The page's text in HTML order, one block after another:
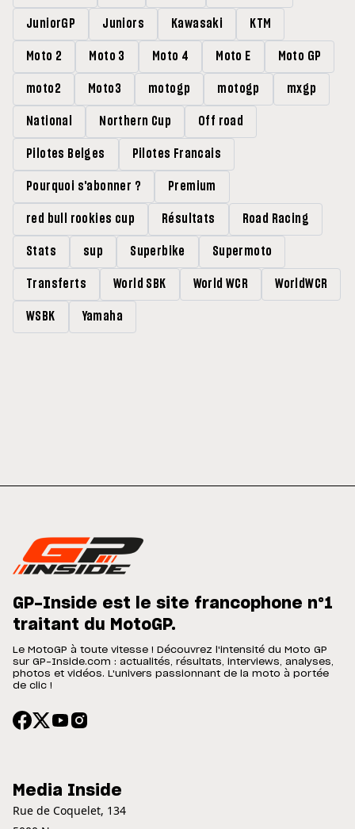
JuniorGP Juniors Kawasaki KTM
Moto 2 Moto 3 Moto 4 Moto E Moto GP
moto2 Moto3 motogp motogp mxgp
National Northern Cup Off road
Pilotes Belges Pilotes Francais
Pourquoi s'abonner ? Premium
red bull rookies cup Résultats Road Racing
Stats sup Superbike Supermoto
Transferts World SBK World WCR WorldWCR
WSBK Yamaha
GP-Inside est le site francophone n°1
traitant du MotoGP.
Le MotoGP à toute vitesse ! Découvrez l'intensité du Moto GP
sur GP-Inside.com : actualités, résultats, interviews, analyses,
photos et vidéos. L'univers passionnant de la moto à portée
de clic !
Media Inside
Rue de Coquelet, 134